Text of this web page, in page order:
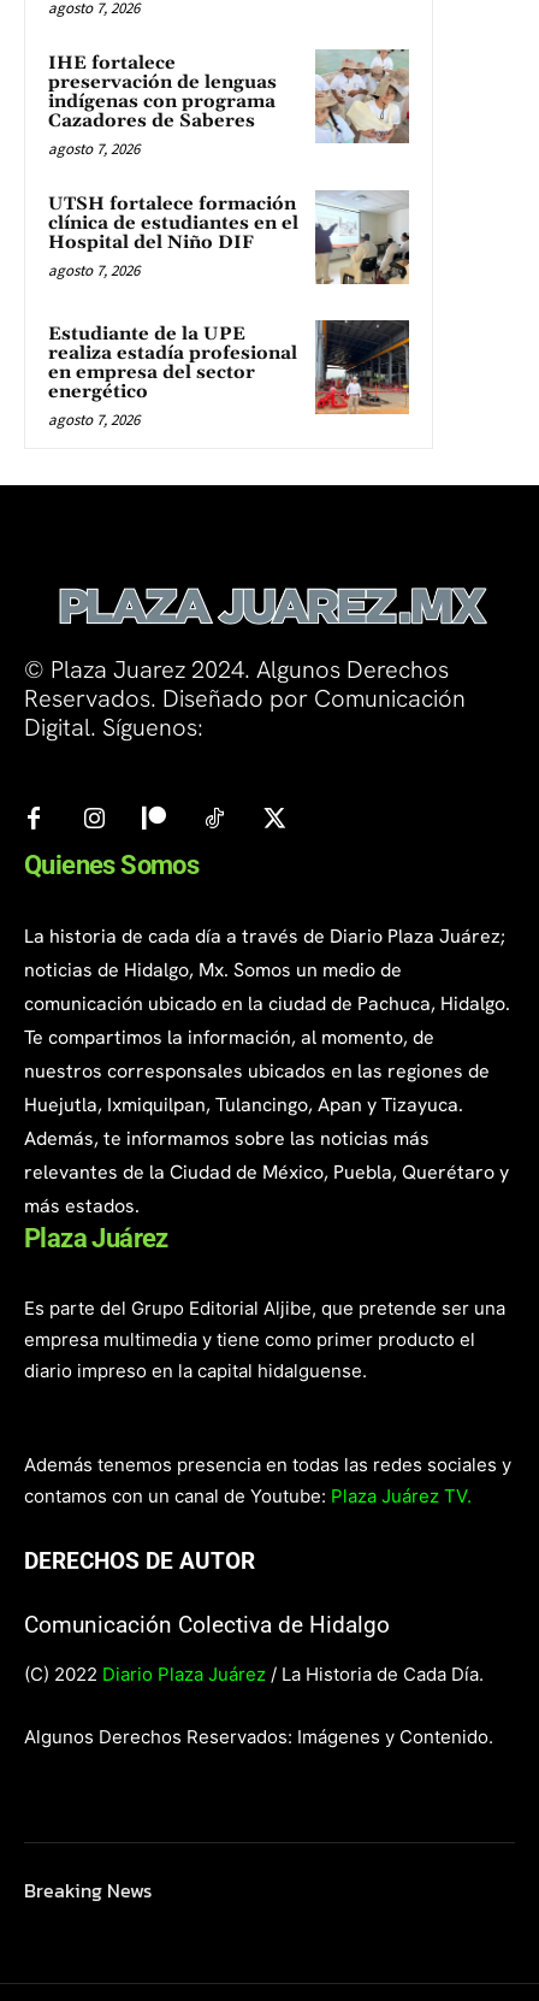
agosto 7, 2026
IHE fortalece
preservación de lenguas
indígenas con programa
Cazadores de Saberes
agosto 7, 2026
UTSH fortalece formación
clínica de estudiantes en el
Hospital del Niño DIF
agosto 7, 2026
Estudiante de la UPE
realiza estadía profesional
en empresa del sector
energético
agosto 7, 2026
© Plaza Juarez 2024. Algunos Derechos
Reservados. Diseñado por Comunicación
Digital. Síguenos:
Quienes Somos
La historia de cada día a través de Diario Plaza Juárez;
noticias de Hidalgo, Mx. Somos un medio de
comunicación ubicado en la ciudad de Pachuca, Hidalgo.
Te compartimos la información, al momento, de
nuestros corresponsales ubicados en las regiones de
Huejutla, Ixmiquilpan, Tulancingo, Apan y Tizayuca.
Además, te informamos sobre las noticias más
relevantes de la Ciudad de México, Puebla, Querétaro y
más estados.
Plaza Juárez
Es parte del Grupo Editorial Aljibe, que pretende ser una
empresa multimedia y tiene como primer producto el
diario impreso en la capital hidalguense.
Además tenemos presencia en todas las redes sociales y
contamos con un canal de Youtube: Plaza Juárez TV.
DERECHOS DE AUTOR
Comunicación Colectiva de Hidalgo
(C) 2022 Diario Plaza Juárez / La Historia de Cada Día.
Algunos Derechos Reservados: Imágenes y Contenido.
Breaking News